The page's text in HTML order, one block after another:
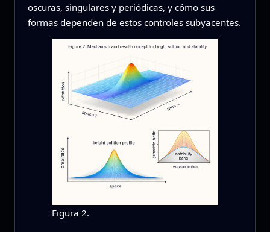
oscuras, singulares y periódicas, y cómo sus
formas dependen de estos controles subyacentes.
Figura 2.